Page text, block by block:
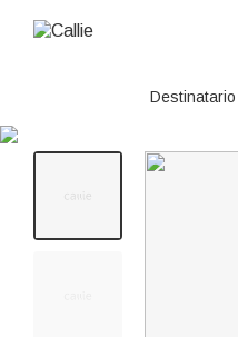
Destinatario